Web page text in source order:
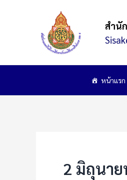
สำนั
หน้าแรก
2 มิถุนา